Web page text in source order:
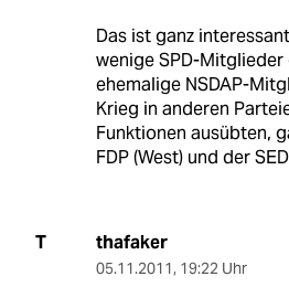
Das ist ganz
wenige SPD-Mitglieder
ehemalige NSDAP-
Krieg in anderen
Funktionen ausübten,
FDP (West) und der
T thafaker
05.11.2011, 19:22 Uhr